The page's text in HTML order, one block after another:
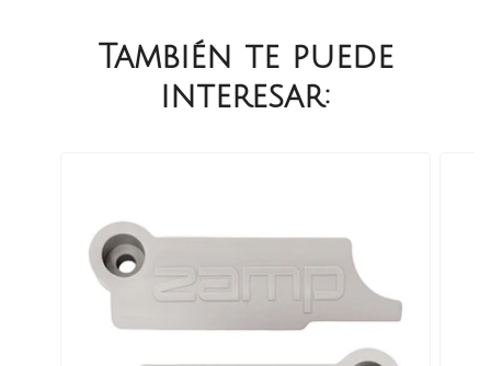
También te puede
interesar: